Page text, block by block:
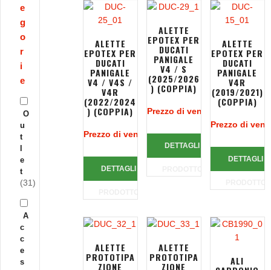
ALETTE
EPOTEX PER
DUCATI
PANIGALE
V4 / V4S /
V4R
(2022/2024
) (COPPIA)
Prezzo di vendita:327,00 €
DETTAGLI
ALETTE
EPOTEX PER
DUCATI
PANIGALE
V4 / S
(2025/2026
) (COPPIA)
Prezzo di vendita:
DETTAGLI
ALETTE
EPOTEX PER
DUCATI
PANIGALE
V4R
(2019/2021)
(COPPIA)
Prezzo di
DETTAGLI
ALETTE
PROTOTIPA
ZIONE
ALETTE
PROTOTIPA
ZIONE ALI
e
g
o
r
i
e
O
u
t
e
t
(31)
A
c
c
e
s